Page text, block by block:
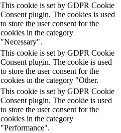
This cookie is set by GDPR Cookie
Consent plugin. The cookies is used
to store the user consent for the
cookies in the category
"Necessary".
This cookie is set by GDPR Cookie
Consent plugin. The cookie is used
to store the user consent for the
cookies in the category "Other.
This cookie is set by GDPR Cookie
Consent plugin. The cookie is used
to store the user consent for the
cookies in the category
"Performance".